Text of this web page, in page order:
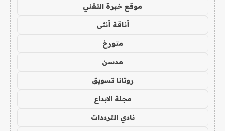
موقع خبرة التقني
أناقة أنثى
متورخ
مدسن
روتانا تسويق
مجلة الابداع
نادي الترددات